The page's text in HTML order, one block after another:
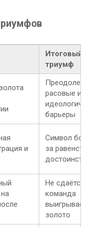
Итоговый
триумф
расовые и
барьеры
и
Символ
за
достоинство
Не сдаётся
команда
выигрывает
золото